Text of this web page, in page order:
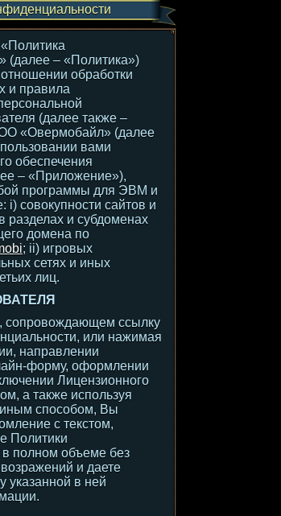
(далее – «Политика»)
обработки
и правила
(далее также –
«Овермобайл» (далее
вами
обеспечения
– «Приложение»),
программы для ЭВМ и
совокупности сайтов и
разделах и субдоменах
домена по
; ii) игровых
сетях и иных
лиц.
сопровождающем ссылку
или нажимая
направлении
форму, оформлении
Лицензионного
а также используя
способом, Вы
с текстом,
Политики
полном объеме без
и даете
указанной в ней